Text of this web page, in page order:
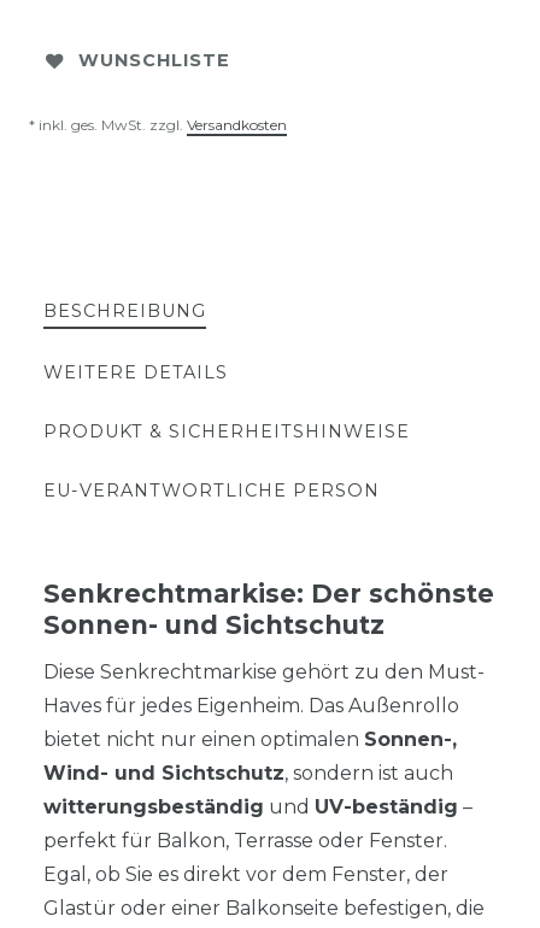
WUNSCHLISTE
* inkl. ges. MwSt. zzgl. Versandkosten
BESCHREIBUNG
WEITERE DETAILS
PRODUKT & SICHERHEITSHINWEISE
EU-VERANTWORTLICHE PERSON
Senkrechtmarkise: Der schönste
Sonnen- und Sichtschutz
Diese Senkrechtmarkise gehört zu den Must-
Haves für jedes Eigenheim. Das Außenrollo
bietet nicht nur einen optimalen Sonnen-,
Wind- und Sichtschutz, sondern ist auch
witterungsbeständig und UV-beständig –
perfekt für Balkon, Terrasse oder Fenster.
Egal, ob Sie es direkt vor dem Fenster, der
Glastür oder einer Balkonseite befestigen, die